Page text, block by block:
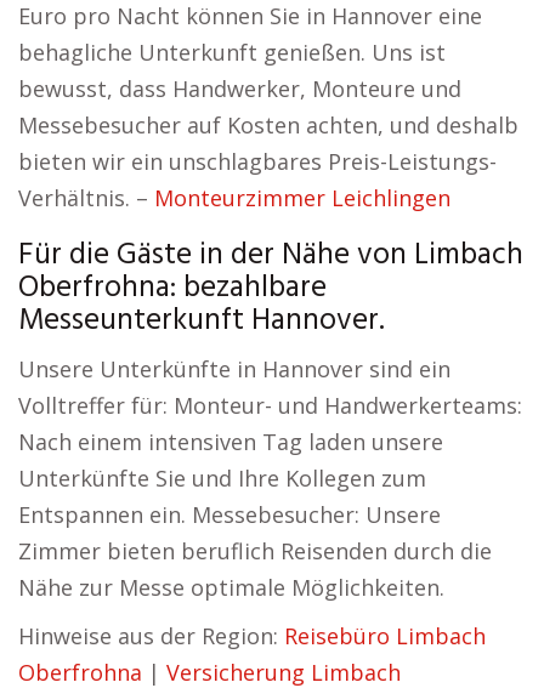
Euro pro Nacht können Sie in Hannover eine
behagliche Unterkunft genießen. Uns ist
bewusst, dass Handwerker, Monteure und
Messebesucher auf Kosten achten, und deshalb
bieten wir ein unschlagbares Preis-Leistungs-
Verhältnis. – Monteurzimmer Leichlingen
Für die Gäste in der Nähe von Limbach
Oberfrohna: bezahlbare
Messeunterkunft Hannover.
Unsere Unterkünfte in Hannover sind ein
Volltreffer für: Monteur- und Handwerkerteams:
Nach einem intensiven Tag laden unsere
Unterkünfte Sie und Ihre Kollegen zum
Entspannen ein. Messebesucher: Unsere
Zimmer bieten beruflich Reisenden durch die
Nähe zur Messe optimale Möglichkeiten.
Hinweise aus der Region: Reisebüro Limbach
Oberfrohna | Versicherung Limbach